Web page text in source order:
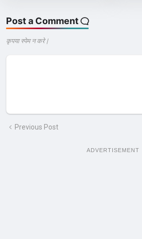
Post a Comment
कृपया स्पेम न करे |
Previous Post
ADVERTISEMENT